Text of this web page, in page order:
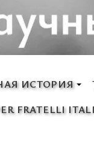
ИСТОРИЯ
FRATELLI